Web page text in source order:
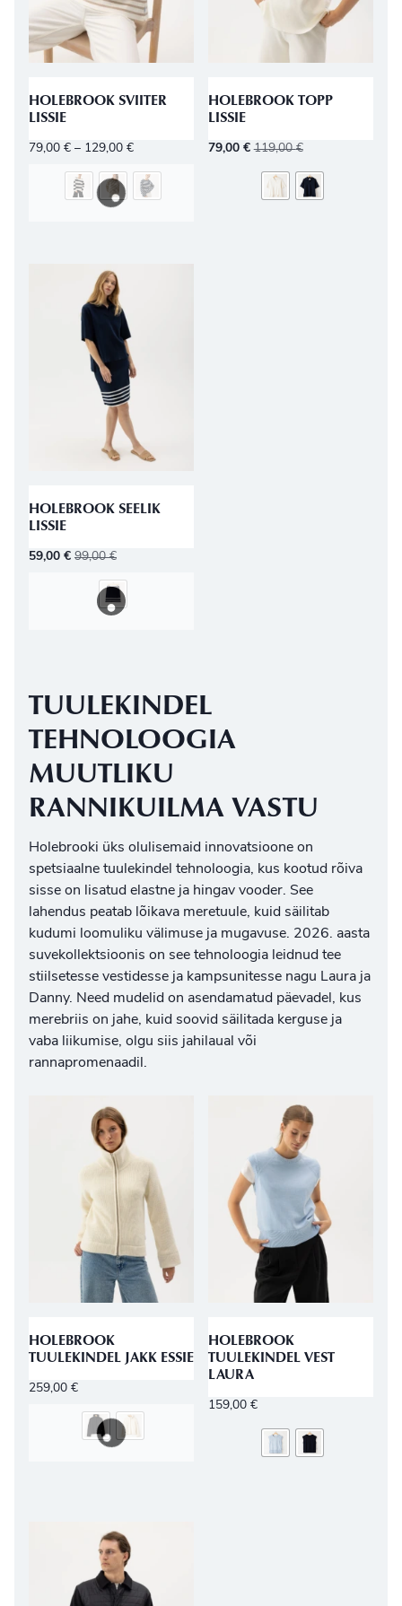
HOLEBROOK SVIITER
LISSIE
79,00 € – 129,00 €
HOLEBROOK TOPP
LISSIE
79,00 € 119,00€
HOLEBROOK SEELIK
LISSIE
59,00 € 99,00€
TUULEKINDEL
TEHNOLOOGIA
MUUTLIKU
RANNIKUILMA VASTU
Holebrooki üks olulisemaid innovatsioone on
spetsiaalne tuulekindel tehnoloogia, kus kootud rõiva
sisse on lisatud elastne ja hingav vooder. See
lahendus peatab lõikava meretuule, kuid säilitab
kudumi loomuliku välimuse ja mugavuse. 2026. aasta
suvekollektsioonis on see tehnoloogia leidnud tee
stiilsetesse vestidesse ja kampsunitesse nagu Laura ja
Danny. Need mudelid on asendamatud päevadel, kus
merebriis on jahe, kuid soovid säilitada kerguse ja
vaba liikumise, olgu siis jahilaual või
rannapromenaadil.
HOLEBROOK
TUULEKINDEL JAKK ESSIE
259,00 €
HOLEBROOK
TUULEKINDEL VEST
LAURA
159,00 €